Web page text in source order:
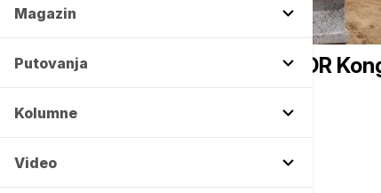
Magazin
Putovanja
Kolumne
Video
FOKUS
Broj preminulih od ebole u DR